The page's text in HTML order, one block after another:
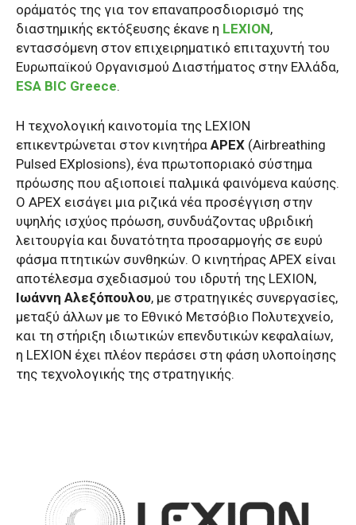
οράματός της για τον επαναπροσδιορισμό της
διαστημικής εκτόξευσης έκανε η LEXION,
εντασσόμενη στον επιχειρηματικό επιταχυντή του
Ευρωπαϊκού Οργανισμού Διαστήματος στην Ελλάδα,
ESA BIC Greece.
Η τεχνολογική καινοτομία της LEXION
επικεντρώνεται στον κινητήρα APEX (Airbreathing
Pulsed EXplosions), ένα πρωτοποριακό σύστημα
πρόωσης που αξιοποιεί παλμικά φαινόμενα καύσης.
Ο APEX εισάγει μια ριζικά νέα προσέγγιση στην
υψηλής ισχύος πρόωση, συνδυάζοντας υβριδική
λειτουργία και δυνατότητα προσαρμογής σε ευρύ
φάσμα πτητικών συνθηκών. Ο κινητήρας APEX είναι
αποτέλεσμα σχεδιασμού του ιδρυτή της LEXION,
Ιωάννη Αλεξόπουλου, με στρατηγικές συνεργασίες,
μεταξύ άλλων με το Εθνικό Μετσόβιο Πολυτεχνείο,
και τη στήριξη ιδιωτικών επενδυτικών κεφαλαίων,
η LEXION έχει πλέον περάσει στη φάση υλοποίησης
της τεχνολογικής της στρατηγικής.